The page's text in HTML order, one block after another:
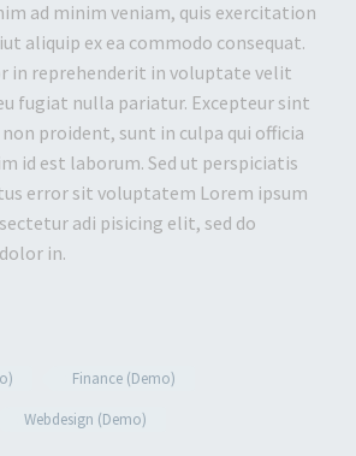
ad minim veniam, quis exercitation
aliquip ex ea commodo consequat.
in reprehenderit in voluptate velit
fugiat nulla pariatur. Excepteur sint
proident, sunt in culpa qui officia
id est laborum. Sed ut perspiciatis
error sit voluptatem Lorem ipsum
adi pisicing elit, sed do
in.
Finance (Demo)
Webdesign (Demo)